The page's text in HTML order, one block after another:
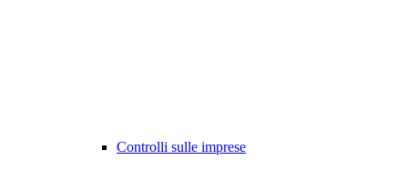
Controlli sulle imprese